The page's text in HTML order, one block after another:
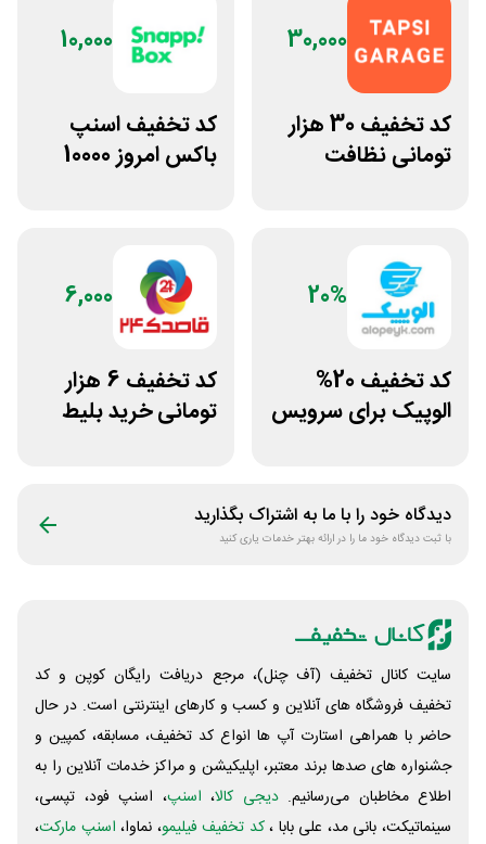
30,000
کد تخفیف 30 هزار
تومانی نظافت
10,000
کد تخفیف اسنپ
باکس امروز 10000
20%
کد تخفیف 20%
الوپیک برای سرویس
6,000
کد تخفیف 6 هزار
تومانی خرید بلیط
دیدگاه خود را با ما به اشتراک بگذارید
با ثبت دیدگاه خود ما را در ارائه بهتر خدمات یاری کنید
سایت کانال تخفیف (آف چنل)، مرجع دریافت رایگان کوپن و کد
تخفیف فروشگاه های آنلاین و کسب و‌ کارهای اینترنتی است. در حال
حاضر با همراهی استارت آپ ها انواع کد تخفیف، مسابقه، کمپین و
جشنواره های صدها برند معتبر، اپلیکیشن و مراکز خدمات آنلاین را به
اطلاع مخاطبان می‌رسانیم. دیجی کالا، اسنپ، اسنپ فود، تپسی،
سینماتیکت، بانی مد، علی‌ بابا ،کد تخفیف فیلیمو، نماوا، اسنپ مارکت،